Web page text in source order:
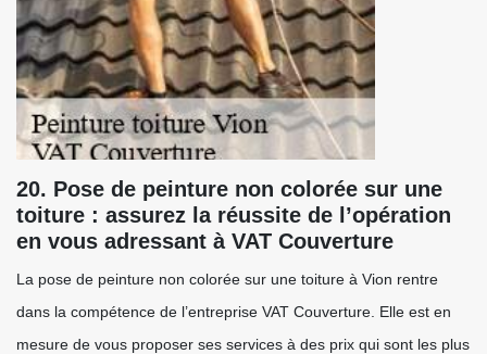
20. Pose de peinture non colorée sur une
toiture : assurez la réussite de l’opération
en vous adressant à VAT Couverture
La pose de peinture non colorée sur une toiture à Vion rentre
dans la compétence de l’entreprise VAT Couverture. Elle est en
mesure de vous proposer ses services à des prix qui sont les plus